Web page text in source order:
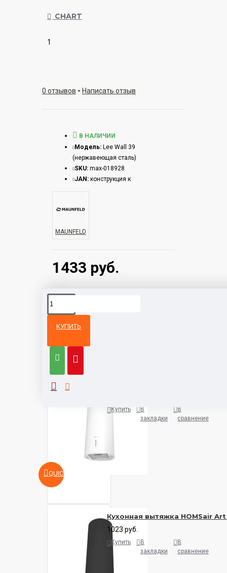
CHART
1
0 отзывов - Написать отзыв
1433 руб.
В НАЛИЧИИ
Модель: Lee Wall 39
(нержавеющая сталь)
SKU: max-018928
JAN: конструкция к
MAUNFELD
КУПИТЬ
категории
QUICKVIEW
Купить
В
закладки
В
сравнение
Кухонная вытяжка HOMSair
1023 руб.
Купить
В
закладки
В
сравнение